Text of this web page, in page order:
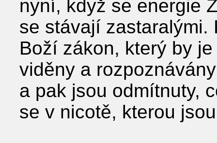
nyní, když se energie
se stávají zastaralými.
Boží zákon, který by
viděny a
a pak jsou odmítnuty,
se v nicotě, kterou